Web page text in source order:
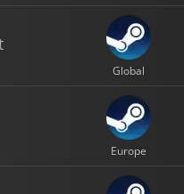
Global
Europe